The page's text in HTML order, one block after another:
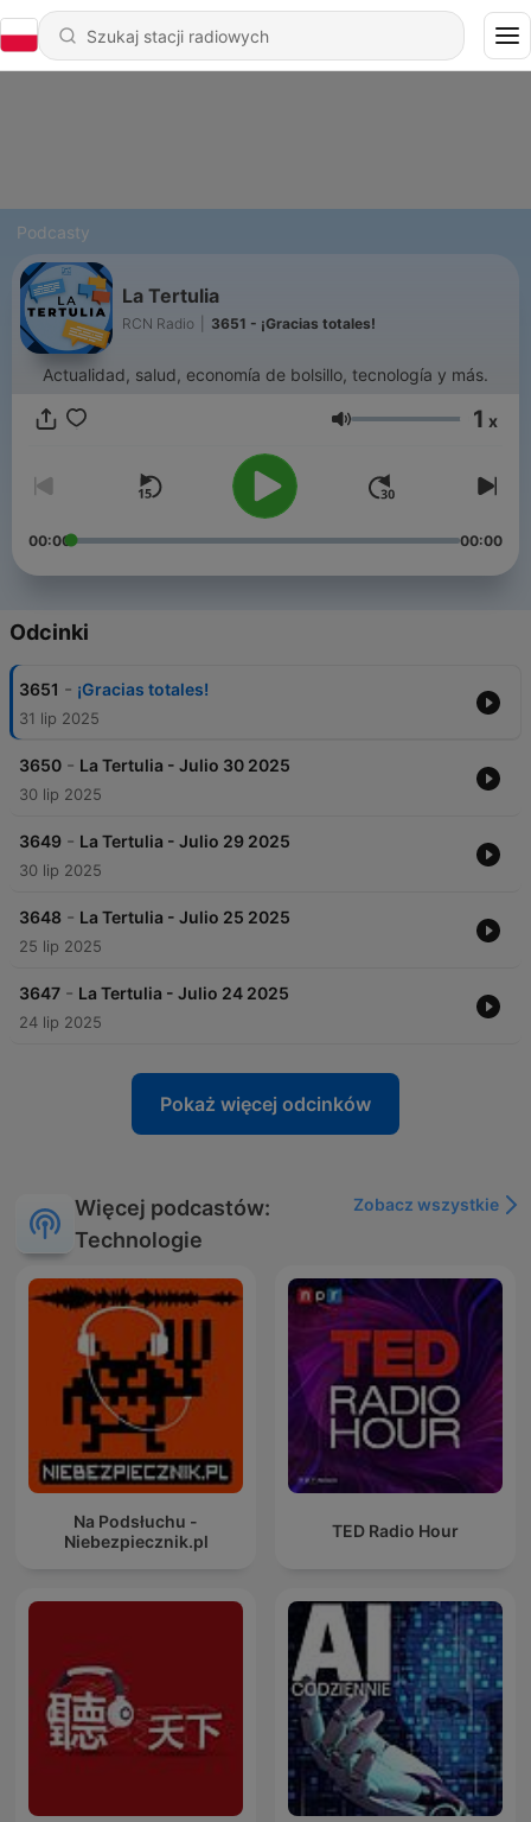
Podcasty
La Tertulia
RCN Radio 3651 - ¡Gracias totales!
Actualidad, salud, economía de bolsillo, tecnología y más.
Głośność 1 x
00:00 00:00
Odcinki
3651 - ¡Gracias totales!
31 lip 2025
3650 - La Tertulia - Julio 30 2025
30 lip 2025
3649 - La Tertulia - Julio 29 2025
30 lip 2025
3648 - La Tertulia - Julio 25 2025
25 lip 2025
3647 - La Tertulia - Julio 24 2025
24 lip 2025
Pokaż więcej odcinków
Więcej podcastów:
Technologie
Zobacz wszystkie
Na Podsłuchu -
Niebezpiecznik.pl
TED Radio Hour